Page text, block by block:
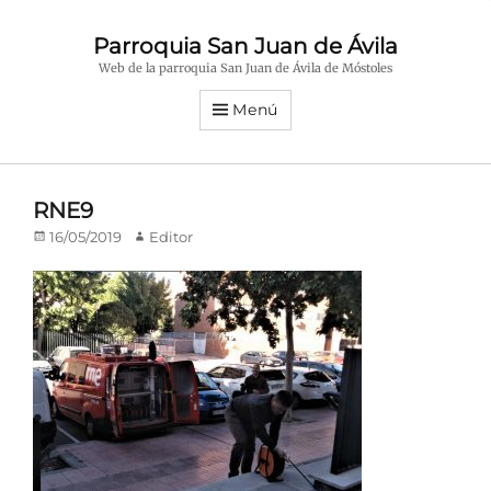
Parroquia San Juan de Ávila
Web de la parroquia San Juan de Ávila de Móstoles
Menú
RNE9
Publicado
16/05/2019 Autor
Editor